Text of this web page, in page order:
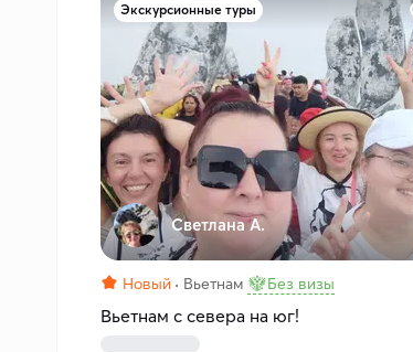
Экскурсионные туры
Светлана А.
Новый Вьетнам Без визы
Вьетнам с севера на юг!